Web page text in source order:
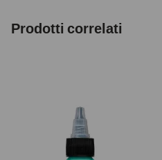
Prodotti correlati